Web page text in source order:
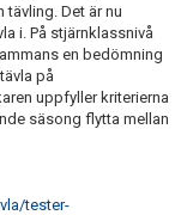
Det är nu
i. På stjärnklassnivå
en bedömning
på
uppfyller kriterierna
säsong flytta mellan
tester-